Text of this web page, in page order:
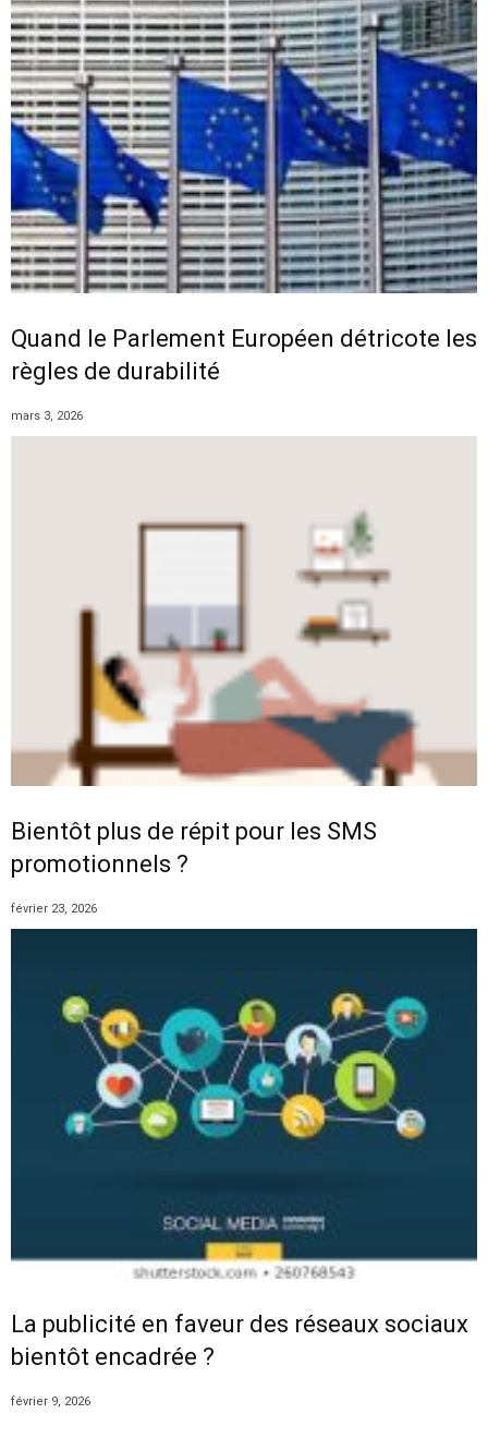
Quand le Parlement Européen détricote les
règles de durabilité
mars 3, 2026
Bientôt plus de répit pour les SMS
promotionnels ?
février 23, 2026
La publicité en faveur des réseaux sociaux
bientôt encadrée ?
février 9, 2026